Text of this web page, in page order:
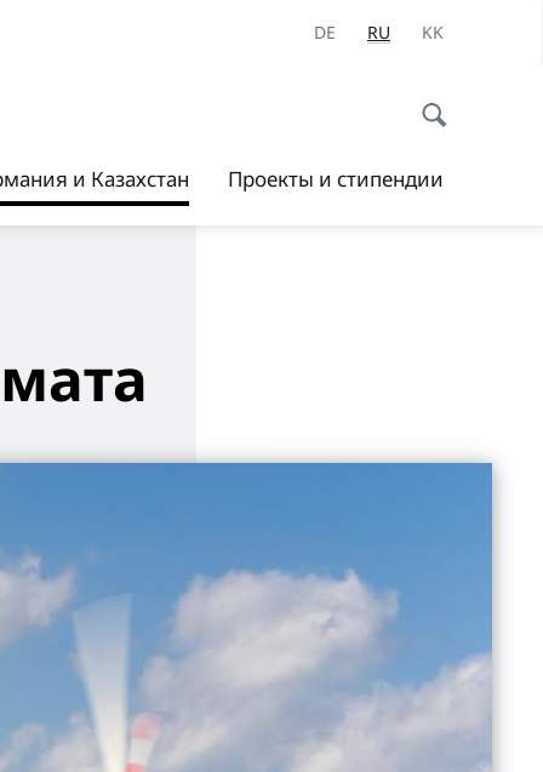
DE RU KK
и Казахстан Проекты и стипендии